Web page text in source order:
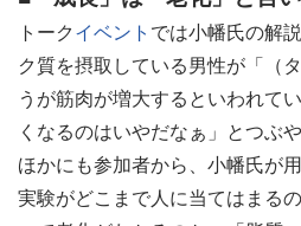
トークイベント では小幡氏の解説
ク質を摂取している男性が「（
うが筋肉が増大するといわれて
くなるのはいやだなぁ」とつぶ
ほかにも参加者から、小幡氏が
実験がどこまで人に当てはまる